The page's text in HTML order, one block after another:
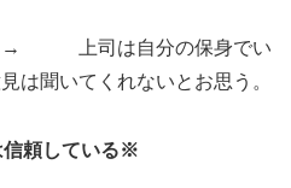
上司は自分の保身でい
は聞いてくれないとお思う。
信頼している※